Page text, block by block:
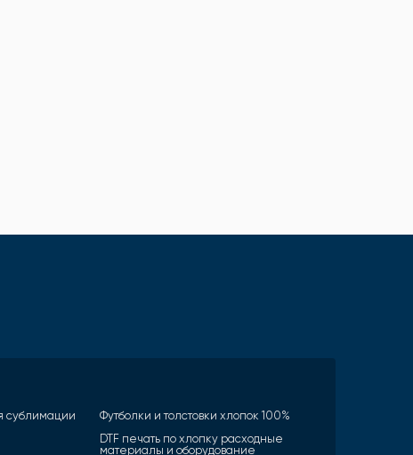
сублимации
Футболки и толстовки хлопок 100%
DTF печать по хлопку расходные
материалы и оборудование